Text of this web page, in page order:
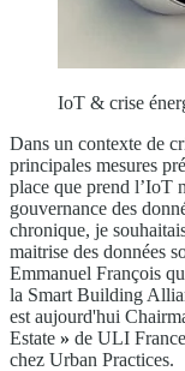
IoT & crise
Dans un contexte de
principales mesures
place que prend l’IoT
gouvernance des
chronique, je
maitrise des données
Emmanuel François
la Smart Building
est aujourd'hui
Estate » de ULI
chez Urban Practices.